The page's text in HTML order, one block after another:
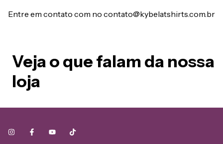
Entre em contato com no contato@kybelatshirts.com.br
Veja o que falam da nossa
loja